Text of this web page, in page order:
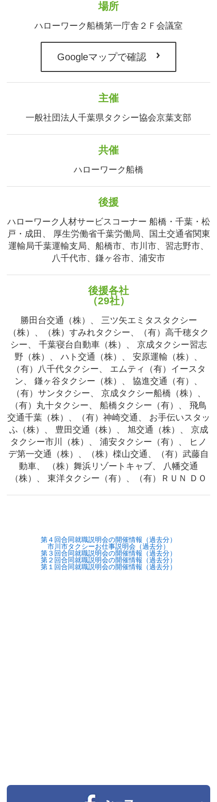
場所
ハローワーク船橋第一庁舎２Ｆ会議室
Googleマップで確認
主催
一般社団法人千葉県タクシー協会京葉支部
共催
ハローワーク船橋
後援
ハローワーク人材サービスコーナー 船橋・千葉・松
戸・成田、 厚生労働省千葉労働局、国土交通省関東
運輸局千葉運輸支局、船橋市、市川市、習志野市、
八千代市、鎌ヶ谷市、浦安市
後援各社
（29社）
勝田台交通（株）、 三ツ矢エミタスタクシー
（株）、（株）すみれタクシー、（有）高千穂タク
シー、 千葉寝台自動車（株）、 京成タクシー習志
野（株）、 ハト交通（株）、 安原運輸（株）、
（有）八千代タクシー、 エムティ（有）イースタ
ン、 鎌ヶ谷タクシー（株）、 協進交通（有）、
（有）サンタクシー、 京成タクシー船橋（株）、
（有）丸十タクシー、 船橋タクシー（有）、 飛鳥
交通千葉（株）、（有）神崎交通、 お手伝いスタッ
ふ（株）、 豊田交通（株）、 旭交通（株）、 京成
タクシー市川（株）、 浦安タクシー（有）、 ヒノ
デ第一交通（株）、（株）檪山交通、（有）武藤自
動車、 （株）舞浜リゾートキャブ、 八幡交通
（株）、 東洋タクシー（有）、（有）ＲＵＮ ＤＯ
第４回合同就職説明会の開催情報（過去分）
市川市タクシーお仕事説明会（過去分）
第３回合同就職説明会の開催情報（過去分）
第２回合同就職説明会の開催情報（過去分）
第１回合同就職説明会の開催情報（過去分）